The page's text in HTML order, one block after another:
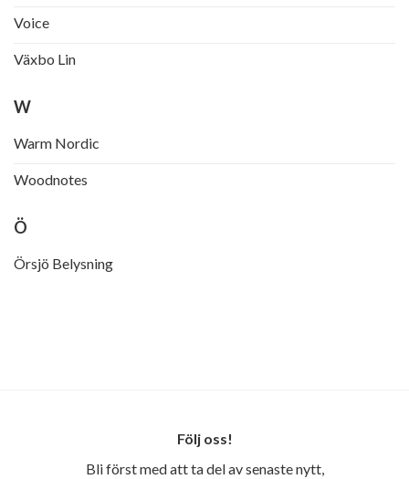
Voice
Växbo Lin
W
Warm Nordic
Woodnotes
Ö
Örsjö Belysning
Följ oss!
Bli först med att ta del av senaste nytt,